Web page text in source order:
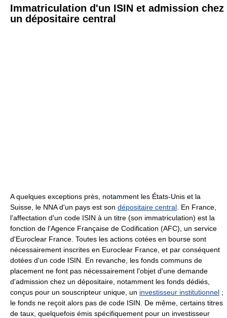
Immatriculation d'un ISIN et admission chez
un dépositaire central
A quelques exceptions près, notamment les États-Unis et la
Suisse, le NNA d'un pays est son dépositaire central . En France,
l'affectation d'un code ISIN à un titre (son immatriculation) est la
fonction de l'Agence Française de Codification (AFC), un service
d'Euroclear France. Toutes les actions cotées en bourse sont
nécessairement inscrites en Euroclear France, et par conséquent
dotées d'un code ISIN. En revanche, les fonds communs de
placement ne font pas nécessairement l'objet d'une demande
d'admission chez un dépositaire, notamment les fonds dédiés,
conçus pour un souscripteur unique, un investisseur institutionnel ;
le fonds ne reçoit alors pas de code ISIN. De même, certains titres
de taux, quelquefois émis spécifiquement pour un investisseur